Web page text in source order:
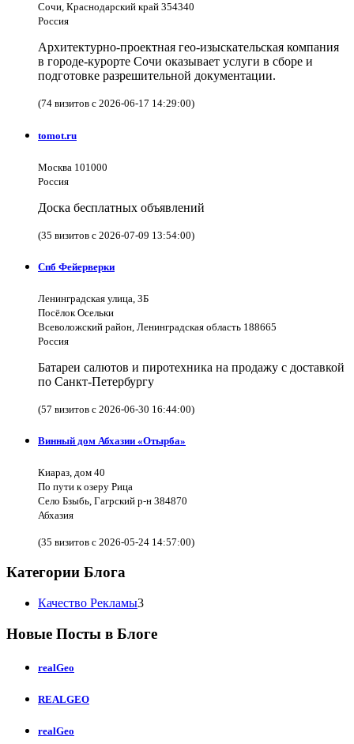
Сочи, Краснодарский край 354340
Россия
Архитектурно-проектная гео-изыскательская компания
в городе-курорте Сочи оказывает услуги в сборе и
подготовке разрешительной документации.
(74 визитов с 2026-06-17 14:29:00)
tomot.ru
Москва 101000
Россия
Доска бесплатных объявлений
(35 визитов с 2026-07-09 13:54:00)
Спб Фейерверки
Ленинградская улица, 3Б
Посёлок Осельки
Всеволожский район, Ленинградская область 188665
Россия
Батареи салютов и пиротехника на продажу с доставкой
по Санкт-Петербургу
(57 визитов с 2026-06-30 16:44:00)
Винный дом Абхазии «Отырба»
Киараз, дом 40
По пути к озеру Рица
Село Бзыбь, Гагрский р-н 384870
Абхазия
(35 визитов с 2026-05-24 14:57:00)
Категории Блога
Качество Рекламы3
Новые Посты в Блоге
realGeo
REALGEO
realGeo